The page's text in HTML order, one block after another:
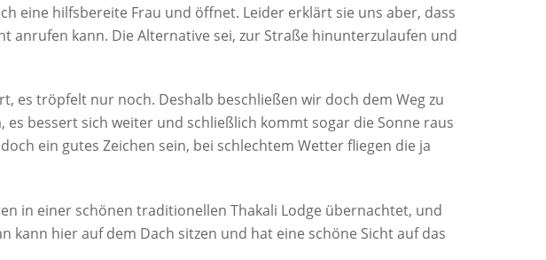
eine hilfsbereite Frau und öffnet. Leider erklärt sie uns aber, dass
anrufen kann. Die Alternative sei, zur Straße hinunterzulaufen und
es tröpfelt nur noch. Deshalb beschließen wir doch dem Weg zu
bessert sich weiter und schließlich kommt sogar die Sonne raus
ein gutes Zeichen sein, bei schlechtem Wetter fliegen die ja
in einer schönen traditionellen Thakali Lodge übernachtet, und
kann hier auf dem Dach sitzen und hat eine schöne Sicht auf das